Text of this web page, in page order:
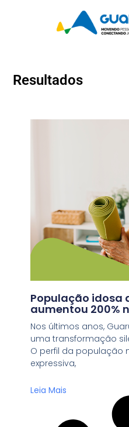
Resultados
População idosa
aumentou 200%
como envelhecer
Nos últimos anos,
uma transformação
O perfil da população
expressiva,
Leia Mais